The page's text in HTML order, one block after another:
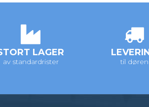
LAGER
av standardrister til døren